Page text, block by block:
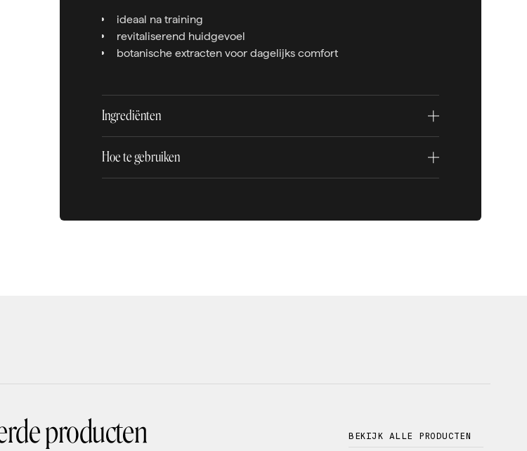
ideaal na training
revitaliserend huidgevoel
botanische extracten voor dagelijks comfort
Ingrediënten
Hoe te gebruiken
producten BEKIJK ALLE PRODUCTEN